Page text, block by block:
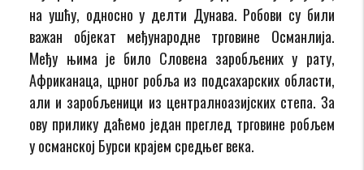
на ушћу, односно у делти Дунава. Робови су били
важан објекат међународне трговине Османлија.
Међу њима је било Словена заробљених у рату,
Африканаца, црног робља из подсахарских области,
али и заробљеници из централноазијских степа. За
ову прилику даћемо један преглед трговине робљем
у османској Бурси крајем средњег века.